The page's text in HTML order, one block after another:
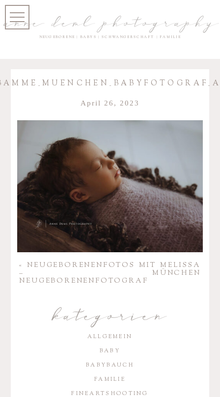
NEUGEBORENE | BABYS | SCHWANGERSCHAFT | FAMILIE
anne deml photography
April 26, 2023
«
NEUGE­BO­RE­NEN­FOTOS MIT MELISSA
– MÜNCHEN
NEUGEBORENENFOTOGRAF
kategorien
ALLGEMEIN
BABY
BABYBAUCH
FAMILIE
FINEARTSHOOTING